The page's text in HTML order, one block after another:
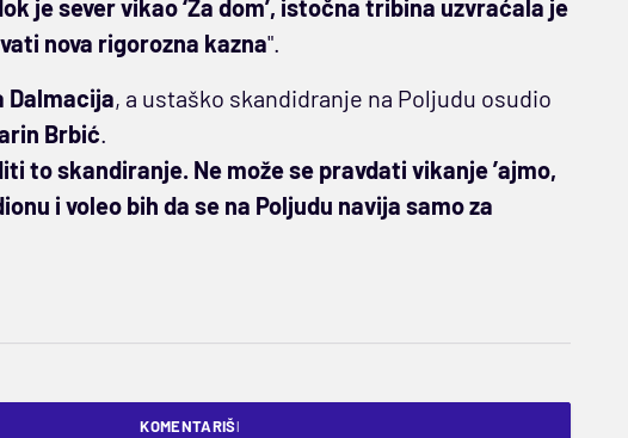
je sever vikao ‘Za dom’, istočna tribina uzvraćala je
nova rigorozna kazna".
Dalmacija, a ustaško skandidranje na Poljudu osudio
Brbić.
to skandiranje. Ne može se pravdati vikanje ’ajmo,
i voleo bih da se na Poljudu navija samo za
KOMENTARIŠI